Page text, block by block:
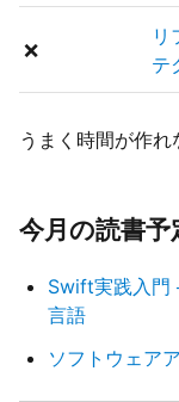
❌
リ
テ
うまく時間が作れ
今月の読書予
Swift実践入門
言語
ソフトウェア